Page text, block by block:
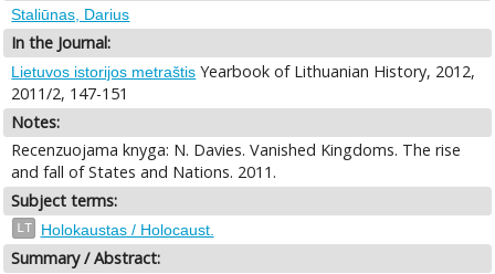
Staliūnas, Darius
In the Journal:
Lietuvos istorijos metraštis Yearbook of Lithuanian History, 2012,
2011/2, 147-151
Notes:
Recenzuojama knyga: N. Davies. Vanished Kingdoms. The rise
and fall of States and Nations. 2011.
Subject terms:
LT Holokaustas / Holocaust.
Summary / Abstract: